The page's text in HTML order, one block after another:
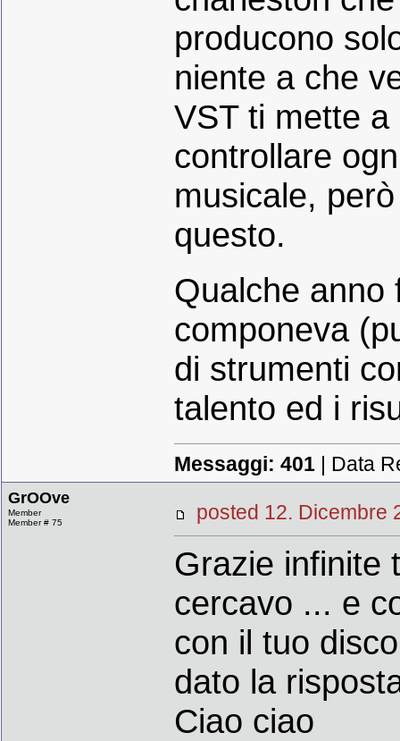
producono
niente a che
VST ti mette
controllare
musicale,
questo.
Qualche anno
componeva
di strumenti
talento ed i
Messaggi: 401 | Data
GrOOve
Member
Member # 75
posted 12.
Grazie infinite
cercavo ... e
con il tuo
dato la
Ciao ciao